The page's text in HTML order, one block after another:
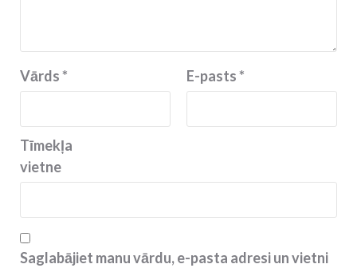
Vārds* E-pasts*
Tīmekļa
vietne
Saglabājiet manu vārdu, e-pasta adresi un vietni